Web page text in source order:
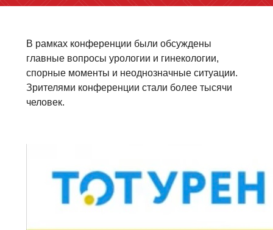
В рамках конференции были обсуждены
главные вопросы урологии и гинекологии,
спорные моменты и неоднозначные ситуации.
Зрителями конференции стали более тысячи
человек.